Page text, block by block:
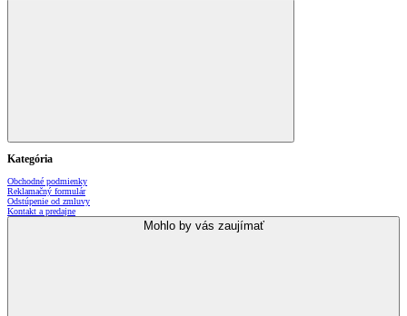
Kategória
Obchodné podmienky
Reklamačný formulár
Odstúpenie od zmluvy
Kontakt a predajne
Mohlo by vás zaujímať